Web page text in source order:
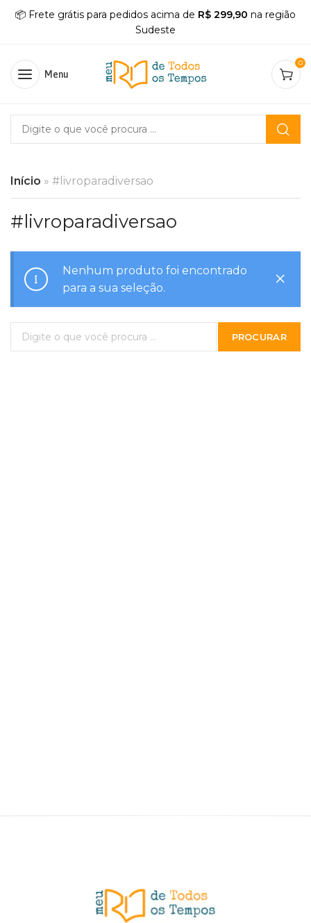
📦 Frete grátis para pedidos acima de R$ 299,90 na região
Sudeste
Menu
0
Início » #livroparadiversao
#livroparadiversao
Nenhum produto foi encontrado
para a sua seleção.
PROCURAR